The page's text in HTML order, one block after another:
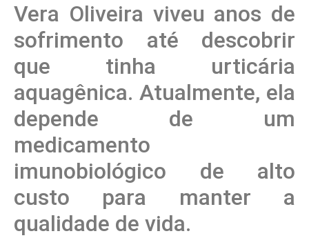
Vera Oliveira viveu anos de
sofrimento até descobrir
que tinha urticária
aquagênica. Atualmente, ela
depende de um
medicamento
imunobiológico de alto
custo para manter a
qualidade de vida.